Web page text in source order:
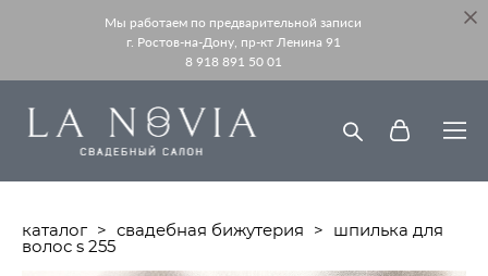
Мы работаем по предварительной записи
г. Ростов-на-Дону, пр-кт Ленина 91
8 918 891 50 01
каталог > свадебная бижутерия >
шпилька для
волос s 255